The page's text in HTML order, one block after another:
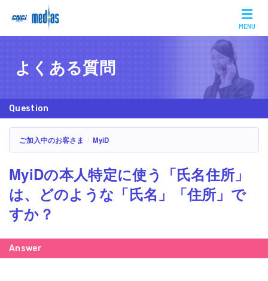
MENU
よくある質問
ご加入中のお客さま MyiD
MyiDの本人特定に使う「氏名住所」
は、どのような「氏名」「住所」で
すか？